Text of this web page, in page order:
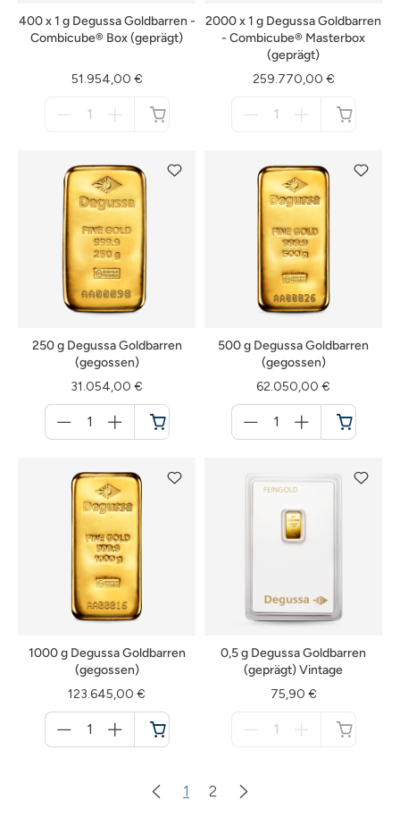
400 x 1 g Degussa Goldbarren -
Combicube® Box (geprägt)
51.954,00 €
2000 x 1 g Degussa Goldbarren
- Combicube® Masterbox
(geprägt)
259.770,00 €
250 g Degussa Goldbarren
(gegossen)
31.054,00 €
für
Warenkorb
500 g Degussa Goldbarren
(gegossen)
62.050,00 €
für
Warenkorb
1000 g Degussa Goldbarren
(gegossen)
123.645,00 €
für
Warenkorb
0,5 g Degussa Goldbarren
(geprägt) Vintage
75,90 €
1 2